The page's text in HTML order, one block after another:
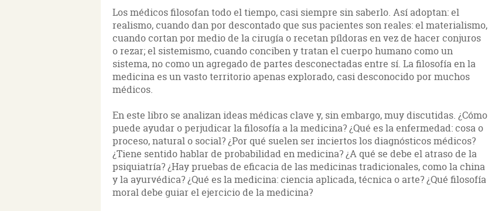
Los médicos filosofan todo el tiempo, casi siempre sin saberlo. Así adoptan: el
realismo, cuando dan por descontado que sus pacientes son reales: el materialismo,
cuando cortan por medio de la cirugía o recetan píldoras en vez de hacer conjuros
o rezar; el sistemismo, cuando conciben y tratan el cuerpo humano como un
sistema, no como un agregado de partes desconectadas entre sí. La filosofía en la
medicina es un vasto territorio apenas explorado, casi desconocido por muchos
médicos.
En este libro se analizan ideas médicas clave y, sin embargo, muy discutidas. ¿Cómo
puede ayudar o perjudicar la filosofía a la medicina? ¿Qué es la enfermedad: cosa o
proceso, natural o social? ¿Por qué suelen ser inciertos los diagnósticos médicos?
¿Tiene sentido hablar de probabilidad en medicina? ¿A qué se debe el atraso de la
psiquiatría? ¿Hay pruebas de eficacia de las medicinas tradicionales, como la china
y la ayurvédica? ¿Qué es la medicina: ciencia aplicada, técnica o arte? ¿Qué filosofía
moral debe guiar el ejercicio de la medicina?